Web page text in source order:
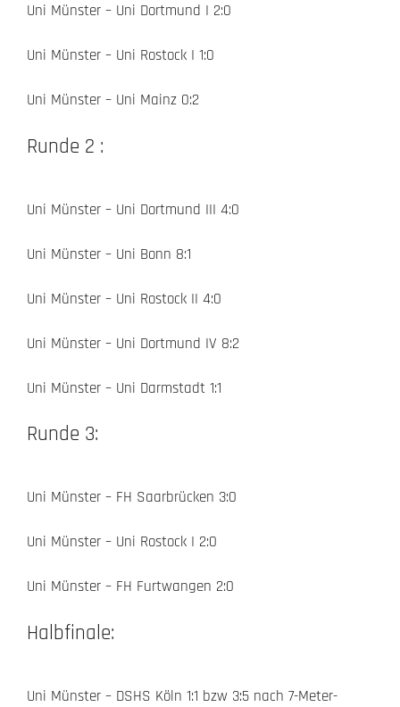
Uni Münster – Uni Dortmund I 2:0
Uni Münster – Uni Rostock I 1:0
Uni Münster – Uni Mainz 0:2
Runde 2 :
Uni Münster – Uni Dortmund III 4:0
Uni Münster – Uni Bonn 8:1
Uni Münster – Uni Rostock II 4:0
Uni Münster – Uni Dortmund IV 8:2
Uni Münster – Uni Darmstadt 1:1
Runde 3:
Uni Münster – FH Saarbrücken 3:0
Uni Münster – Uni Rostock I 2:0
Uni Münster – FH Furtwangen 2:0
Halbfinale:
Uni Münster – DSHS Köln 1:1 bzw 3:5 nach 7-Meter-